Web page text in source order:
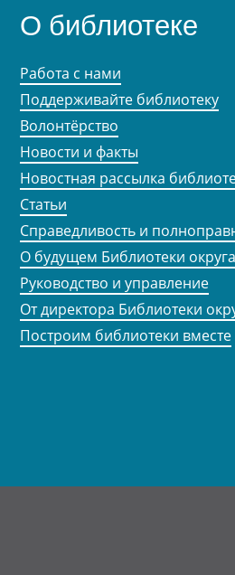
О библиотеке
Работа с нами
Поддерживайте библиотеку
Волонтёрство
Новости и факты
Новостная рассылка
Статьи
Справедливость и
О будущем Библиотеки
Руководство и управление
От директора Библиотеки
Построим библиотеки вместе